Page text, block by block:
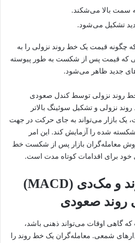
سمت بالا می‌شکند.
تشکیل می‌شود.
چگونه قیمت یک خط روند نزولی را به
که قیمت پس از شکست به طور پیوسته
جدید ظاهر می‌شود.
نزولی و تشکیل سوئینگ بالاتر
یک بازار می‌تواند به جای حرکت در جهت
شده را آزمایش کند. این امر
معامله‌گران بازار پس از شکست خط
برای اقدامات کوتاه مدت است.
ترکیب خط روند و مک‌دی (MACD)
روند صعودی
گاهی اوقات می‌تواند ذهنی باشد،
شمعی. معامله‌گران یک خط روند را